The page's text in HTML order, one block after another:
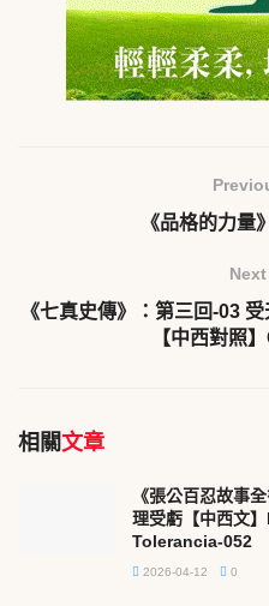
《品格的力量
《七真史傳》：第三回-03
【中西對照
相關文章
《張公百忍故事
理受虧【中西文
Tolerancia-052
2026-04-12 0